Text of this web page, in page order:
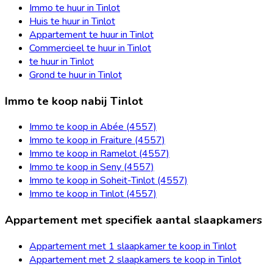
Immo te huur in Tinlot
Huis te huur in Tinlot
Appartement te huur in Tinlot
Commercieel te huur in Tinlot
te huur in Tinlot
Grond te huur in Tinlot
Immo te koop nabij Tinlot
Immo te koop in Abée (4557)
Immo te koop in Fraiture (4557)
Immo te koop in Ramelot (4557)
Immo te koop in Seny (4557)
Immo te koop in Soheit-Tinlot (4557)
Immo te koop in Tinlot (4557)
Appartement met specifiek aantal slaapkamers
Appartement met 1 slaapkamer te koop in Tinlot
Appartement met 2 slaapkamers te koop in Tinlot